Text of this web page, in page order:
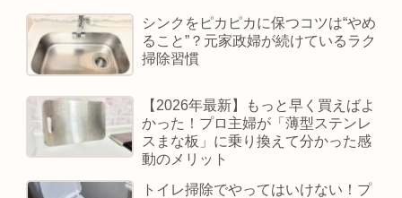
シンクをピカピカに保つコツは“やめ
ること”？元家政婦が続けているラク
掃除習慣
【2026年最新】もっと早く買えばよ
かった！プロ主婦が「薄型ステンレ
スまな板」に乗り換えて分かった感
動のメリット
トイレ掃除でやってはいけない！プ